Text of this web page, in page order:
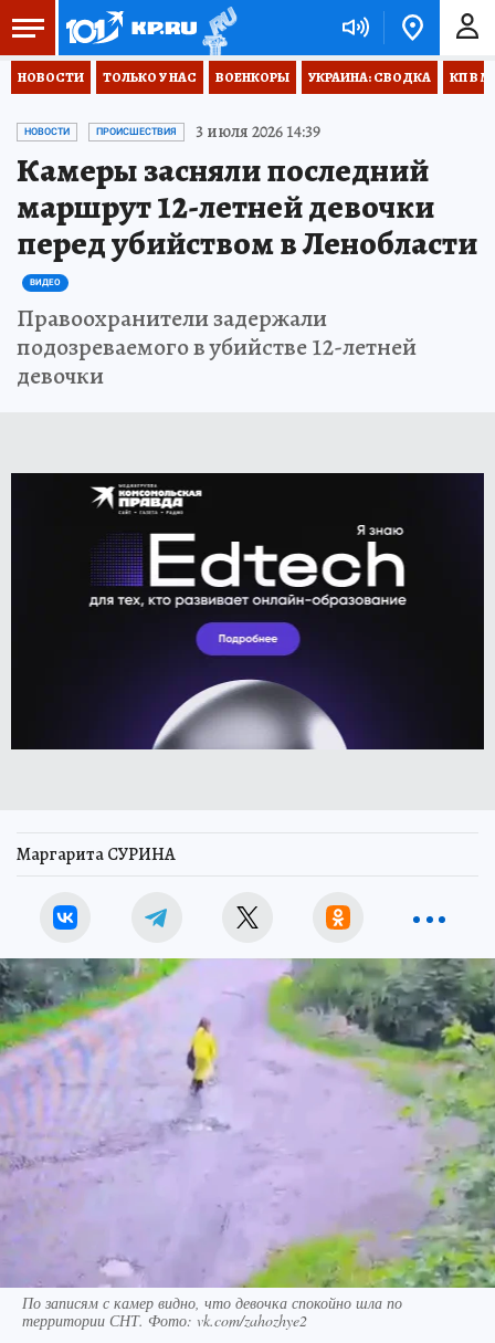
НОВОСТИ ТОЛЬКО У НАС ВОЕНКОРЫ УКРАИНА: СВОДКА КП В
НОВОСТИ ПРОИСШЕСТВИЯ 3 июля 2026 14:39
Камеры засняли последний
маршрут 12-летней девочки
перед убийством в Ленобласти
ВИДЕО
Правоохранители задержали
подозреваемого в убийстве 12-летней
девочки
Маргарита СУРИНА
По записям с камер видно, что девочка спокойно шла по
территории СНТ. Фото: vk.com/zahozhye2